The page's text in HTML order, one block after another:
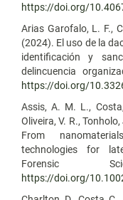
https://doi.org/
Arias Garofalo, L. F.,
(2024). El uso de la
identificación y
delincuencia
https://doi.org/
Assis, A. M. L.,
Oliveira, V. R.,
From
technologies for
Forensic
https://doi.org/